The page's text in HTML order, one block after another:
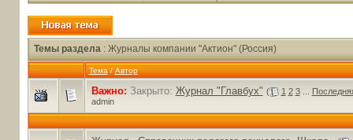
Темы раздела: Журналы компании "Актион" (Россия)
Тема / Автор
Важно: Закрыто: Журнал "Главбух" ( 1 2 3...
admin